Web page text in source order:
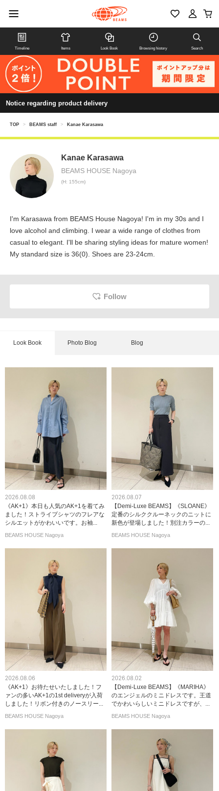
Timeline Items Look Book Browsing history Search
Notice regarding product delivery
TOP > BEAMS staff > Kanae Karasawa
Kanae Karasawa
BEAMS HOUSE Nagoya
(H: 155cm)
I'm Karasawa from BEAMS House Nagoya! I'm in my 30s and I
love alcohol and climbing. I wear a wide range of clothes from
casual to elegant. I'll be sharing styling ideas for mature women!
My standard size is 36(0). Shoes are 23-24cm.
Follow
Look Book Photo Blog Blog
2026.08.08
《AK+1》本日も人気のAK+1を着てみ
ました！ストライプシャツのフレアな
シルエットがかわいいです。お袖...
BEAMS HOUSE Nagoya
2026.08.07
【Demi-Luxe BEAMS】《SLOANE》
定番のシルククルーネックのニットに
新色が登場しました！別注カラーの...
BEAMS HOUSE Nagoya
2026.08.06
《AK+1》お待たせいたしました！フ
ァンの多いAK+1の1st deliveryが入荷
しました！リボン付きのノースリー...
BEAMS HOUSE Nagoya
2026.08.02
【Demi-Luxe BEAMS】《MARIHA》
のエンジェルのミニドレスです。王道
でかわいらしいミニドレスですが、...
BEAMS HOUSE Nagoya